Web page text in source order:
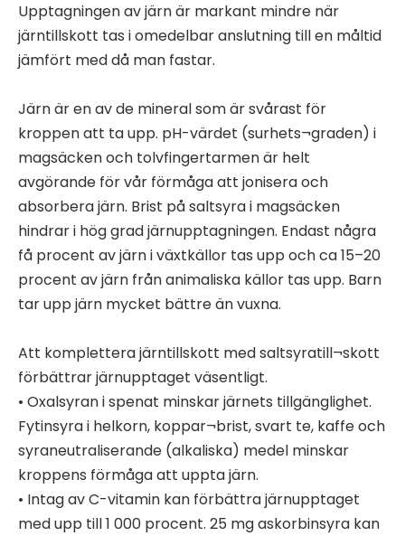
Upptagningen av järn är markant mindre när
järntillskott tas i omedelbar anslutning till en måltid
jämfört med då man fastar.
Järn är en av de mineral som är svårast för
kroppen att ta upp. pH-värdet (surhets¬graden) i
magsäcken och tolvfingertarmen är helt
avgörande för vår förmåga att jonisera och
absorbera järn. Brist på saltsyra i magsäcken
hindrar i hög grad järnupptagningen. Endast några
få procent av järn i växtkällor tas upp och ca 15–20
procent av järn från animaliska källor tas upp. Barn
tar upp järn mycket bättre än vuxna.
Att komplettera järntillskott med saltsyratill¬skott
förbättrar järnupptaget väsentligt.
• Oxalsyran i spenat minskar järnets tillgänglighet.
Fytinsyra i helkorn, koppar¬brist, svart te, kaffe och
syraneutraliserande (alkaliska) medel minskar
kroppens förmåga att uppta järn.
• Intag av C-vitamin kan förbättra järnupptaget
med upp till 1 000 procent. 25 mg askorbinsyra kan